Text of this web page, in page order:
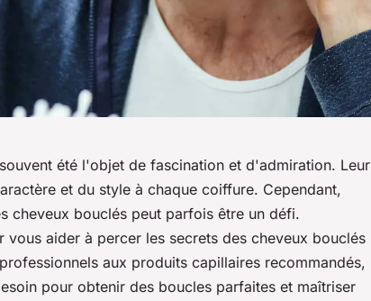
été l'objet de fascination et d'admiration. Leur
et du style à chaque coiffure. Cependant,
cheveux bouclés peut parfois être un défi.
vous aider à percer les secrets des cheveux bouclés
aux produits capillaires recommandés,
pour obtenir des boucles parfaites et maîtriser